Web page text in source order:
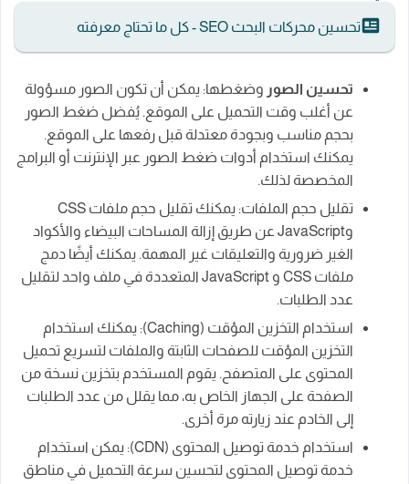
تحسين محركات البحث SEO - كل ما تحتاج معرفته
تحسين الصور وضغطها: يمكن أن تكون الصور مسؤولة
عن أغلب وقت التحميل على الموقع. يُفضل ضغط الصور
بحجم مناسب وبجودة معتدلة قبل رفعها على الموقع.
يمكنك استخدام أدوات ضغط الصور عبر الإنترنت أو البرامج
المخصصة لذلك.
تقليل حجم الملفات: يمكنك تقليل حجم ملفات CSS
وJavaScript عن طريق إزالة المساحات البيضاء والأكواد
الغير ضرورية والتعليقات غير المهمة. يمكنك أيضًا دمج
ملفات CSS و JavaScript المتعددة في ملف واحد لتقليل
عدد الطلبات.
استخدام التخزين المؤقت (Caching): يمكنك استخدام
التخزين المؤقت للصفحات الثابتة والملفات لتسريع تحميل
المحتوى على المتصفح. يقوم المستخدم بتخزين نسخة من
الصفحة على الجهاز الخاص به، مما يقلل من عدد الطلبات
إلى الخادم عند زيارته مرة أخرى.
استخدام خدمة توصيل المحتوى (CDN): يمكن استخدام
خدمة توصيل المحتوى لتحسين سرعة التحميل في مناطق